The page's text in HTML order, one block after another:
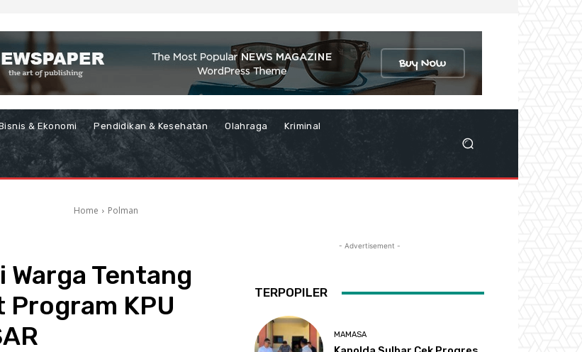
& Ekonomi Pendidikan & Kesehatan Olahraga Kriminal
Home Polman
Warga Tentang
Program KPU
- Advertisement -
TERPOPILER
MAMASA